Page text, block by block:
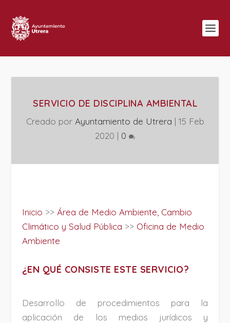
SERVICIO DE DISCIPLINA AMBIENTAL
Creado por Ayuntamiento de Utrera | 15 Feb
2020 | 0
Inicio >> Área de Medio Ambiente, Cambio
Climático y Salud Pública >> Oficina de Medio
Ambiente
¿EN QUÉ CONSISTE ESTE SERVICIO?
Desarrollo de procedimientos para la
aplicación de los medios jurídicos y